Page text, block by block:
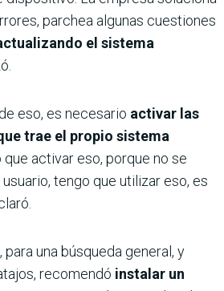
parchea algunas cuestiones
el sistema
eso, es necesario activar las
trae el propio sistema
que activar eso, porque no se
tengo que utilizar eso, es
una búsqueda general, y
recomendó instalar un